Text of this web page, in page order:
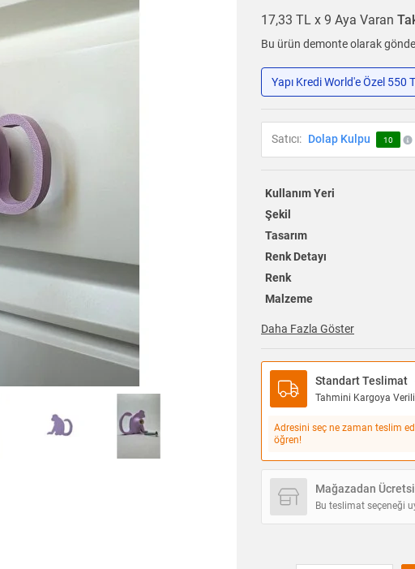
17,33 TL x 9 Aya Varan
Bu ürün demonte olarak
Yapı Kredi World'e Özel 550
Satıcı: Dolap Kulpu 10
Kullanım Yeri
Şekil
Tasarım
Renk Detayı
Renk
Malzeme
Daha Fazla Göster
Standart Teslimat
Tahmini Kargoya
Adresini seç ne zaman teslim
öğren!
Mağazadan
Bu teslimat seçeneği